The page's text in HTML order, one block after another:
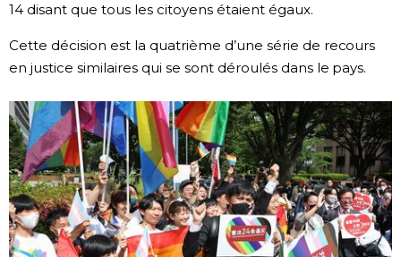
Données
Séries
Personnages
Chroniques
Images
official SNS
14 disant que tous les citoyens étaient égaux.
Cette décision est la quatrième d’une série de recours
en justice similaires qui se sont déroulés dans le pays.